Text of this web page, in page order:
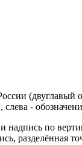
-
и надпись по